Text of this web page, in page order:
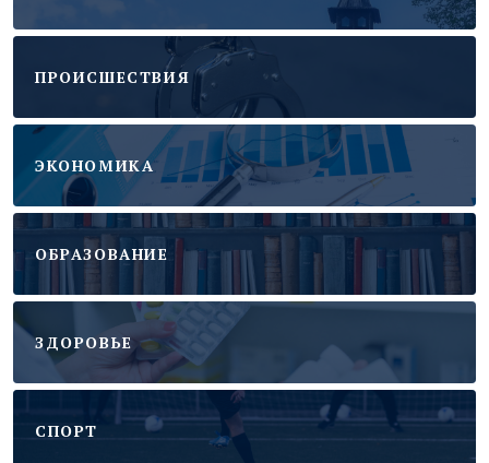
ПРОИСШЕСТВИЯ
ЭКОНОМИКА
ОБРАЗОВАНИЕ
ЗДОРОВЬЕ
CПОРТ